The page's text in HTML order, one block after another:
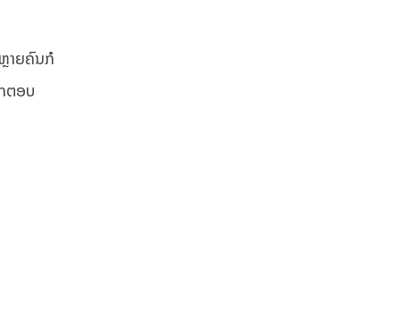
າຍຄົນກໍ
ຕອບ